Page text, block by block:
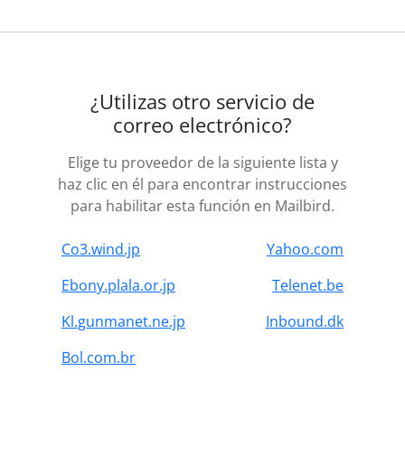
¿Utilizas otro servicio de
correo electrónico?
Elige tu proveedor de la siguiente lista y
haz clic en él para encontrar instrucciones
para habilitar esta función en Mailbird.
Co3.wind.jp
Yahoo.com
Ebony.plala.or.jp
Telenet.be
Kl.gunmanet.ne.jp
Inbound.dk
Bol.com.br